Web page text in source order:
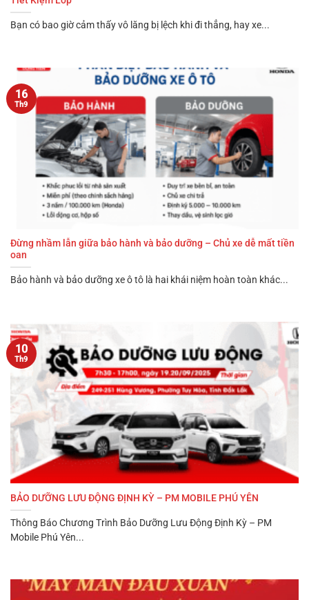
Bạn có bao giờ cảm thấy vô lăng bị lệch khi đi thẳng, hay xe...
Đừng nhầm lẫn giữa bảo hành và bảo dưỡng – Chủ xe dễ mất tiền
oan
Bảo hành và bảo dưỡng xe ô tô là hai khái niệm hoàn toàn khác...
16
Th9
BẢO DƯỠNG LƯU ĐỘNG ĐỊNH KỲ – PM MOBILE PHÚ YÊN
Thông Báo Chương Trình Bảo Dưỡng Lưu Động Định Kỳ – PM
Mobile Phú Yên...
10
Th9